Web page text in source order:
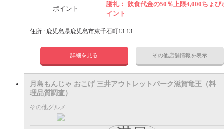
ポイント
謝礼： 飲食代金の50％上限4,000ちょび
イント
住所 : 鹿児島県鹿児島市東千石町13-13
詳細を見る その他店舗情報を表示
月島もんじゃ おこげ 三井アウトレットパーク滋賀竜王（料
理品質調査）
その他グルメ